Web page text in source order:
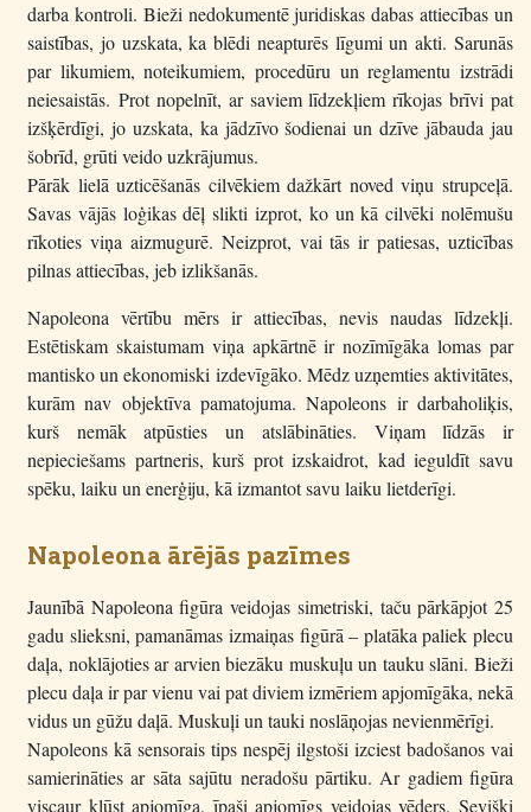
darba kontroli. Bieži nedokumentē juridiskas dabas attiecības un
saistības, jo uzskata, ka blēdi neapturēs līgumi un akti. Sarunās
par likumiem, noteikumiem, procedūru un reglamentu izstrādi
neiesaistās. Prot nopelnīt, ar saviem līdzekļiem rīkojas brīvi pat
izšķērdīgi, jo uzskata, ka jādzīvo šodienai un dzīve jābauda jau
šobrīd, grūti veido uzkrājumus.
Pārāk lielā uzticēšanās cilvēkiem dažkārt noved viņu strupceļā.
Savas vājās loģikas dēļ slikti izprot, ko un kā cilvēki nolēmušu
rīkoties viņa aizmugurē. Neizprot, vai tās ir patiesas, uzticības
pilnas attiecības, jeb izlikšanās.
Napoleona vērtību mērs ir attiecības, nevis naudas līdzekļi.
Estētiskam skaistumam viņa apkārtnē ir nozīmīgāka lomas par
mantisko un ekonomiski izdevīgāko. Mēdz uzņemties aktivitātes,
kurām nav objektīva pamatojuma. Napoleons ir darbaholiķis,
kurš nemāk atpūsties un atslābināties. Viņam līdzās ir
nepieciešams partneris, kurš prot izskaidrot, kad ieguldīt savu
spēku, laiku un enerģiju, kā izmantot savu laiku lietderīgi.
Napoleona ārējās pazīmes
Jaunībā Napoleona figūra veidojas simetriski, taču pārkāpjot 25
gadu slieksni, pamanāmas izmaiņas figūrā – platāka paliek plecu
daļa, noklājoties ar arvien biezāku muskuļu un tauku slāni. Bieži
plecu daļa ir par vienu vai pat diviem izmēriem apjomīgāka, nekā
vidus un gūžu daļā. Muskuļi un tauki noslāņojas nevienmērīgi.
Napoleons kā sensorais tips nespēj ilgstoši izciest badošanos vai
samierināties ar sāta sajūtu neradošu pārtiku. Ar gadiem figūra
viscaur kļūst apjomīga, īpaši apjomīgs veidojas vēders. Sevišķi